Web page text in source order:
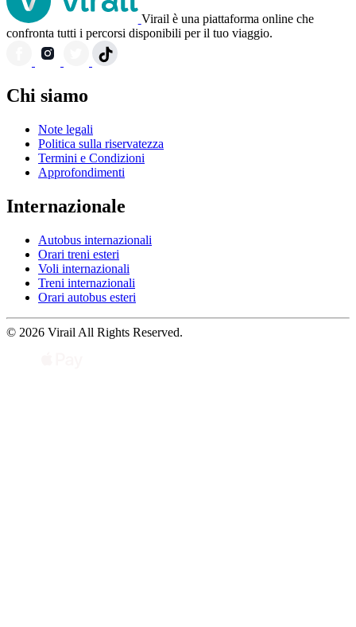
Virail è una piattaforma online che
confronta tutti i percorsi disponibili per il tuo viaggio.
Chi siamo
Note legali
Politica sulla riservatezza
Termini e Condizioni
Approfondimenti
Internazionale
Autobus internazionali
Orari treni esteri
Voli internazionali
Treni internazionali
Orari autobus esteri
© 2026 Virail All Rights Reserved.